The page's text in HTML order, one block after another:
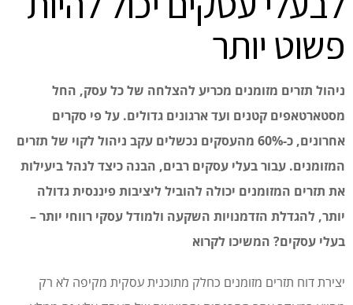
פשוט יותר
ניהול תזרים מזומנים מכריע להצלחה של כל עסק, החל
מסטארטאפים קטנים ועד ארגונים גדולים. על פי סקרים
אחרונים, כ-60% מהעסקים נכשלים עקב ניהול לקוי של תזרים
המזומנים. עבור בעלי עסקים רבים, הבנה כיצד לנהל ביעילות
את תזרים המזומנים יכולה להוביל ליציבות פיננסית גדולה
יותר, להגדלת הזדמנויות השקעה ולמודל עסקי רווחי יותר –
בעלי עסקים? המשיכו לקרוא
יצירת דוח תזרים מזומנים כחלק מתוכנית עסקית מקיפה לא רק